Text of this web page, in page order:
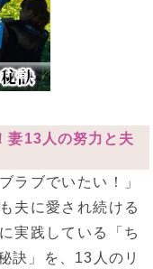
妻13人の努力と夫
ラブでいたい！」
夫に愛され続ける
実践している「ち
訣」を、13人のリ